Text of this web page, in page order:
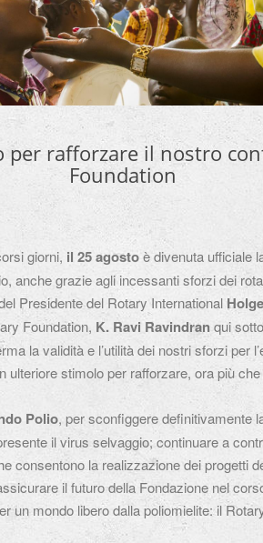
rafforzare il nostro
Foundation
giorni, il 25 agostoè divenuta ufficiale
anche grazie agli incessanti sforzi dei
Presidente del Rotary International
Foundation, K. Ravi Ravindranqui
la validità e l’utilità dei nostri sforzi per
ulteriore stimolo per rafforzare, ora più
Polio, per sconfiggere definitivamente
il virus selvaggio; continuare a
consentono la realizzazione dei progetti
il futuro della Fondazione nel
un mondo libero dalla poliomielite: il